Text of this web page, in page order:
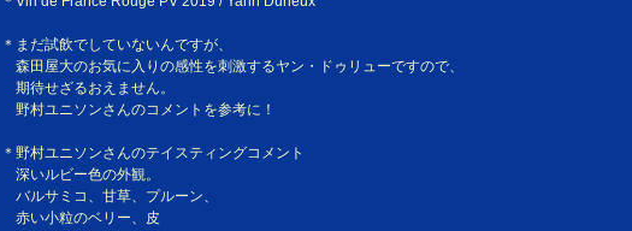
＊まだ試飲でしていないんですが、
森田屋大のお気に入りの感性を刺激するヤン・ドゥリューですので、
期待せざるおえません。
野村ユニソンさんのコメントを参考に！
＊野村ユニソンさんのテイスティングコメント
深いルビー色の外観。
バルサミコ、甘草、プルーン、
赤い小粒のベリー、皮